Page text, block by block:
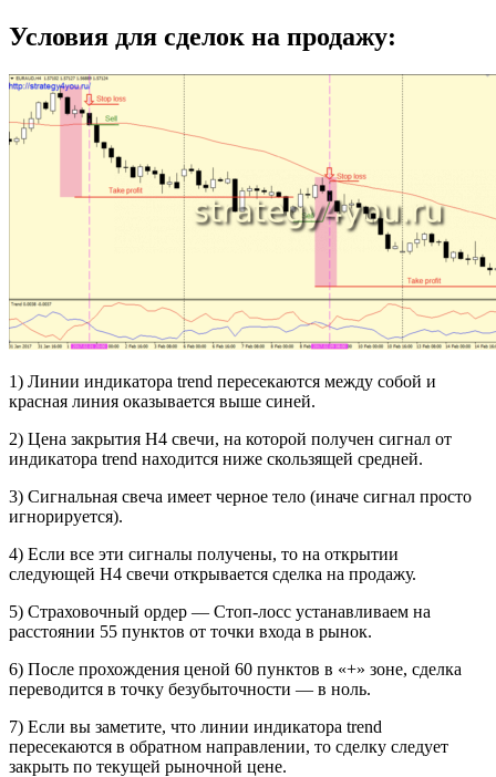
Условия для сделок на продажу:
1) Линии индикатора trend пересекаются между собой и
красная линия оказывается выше синей.
2) Цена закрытия H4 свечи, на которой получен сигнал от
индикатора trend находится ниже скользящей средней.
3) Сигнальная свеча имеет черное тело (иначе сигнал просто
игнорируется).
4) Если все эти сигналы получены, то на открытии
следующей H4 свечи открывается сделка на продажу.
5) Страховочный ордер — Стоп-лосс устанавливаем на
расстоянии 55 пунктов от точки входа в рынок.
6) После прохождения ценой 60 пунктов в «+» зоне, сделка
переводится в точку безубыточности — в ноль.
7) Если вы заметите, что линии индикатора trend
пересекаются в обратном направлении, то сделку следует
закрыть по текущей рыночной цене.